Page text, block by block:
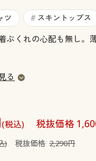
ツ # スキントップス
ぶくれの心配も無し。
る
(税込) 税抜価格
) 税抜価格 2,290円